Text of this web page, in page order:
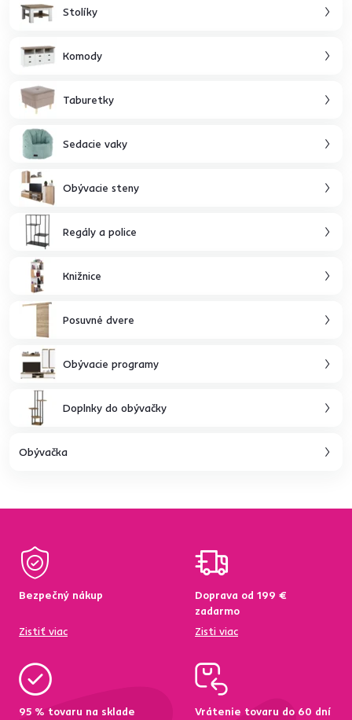
Stolíky
Komody
Taburetky
Sedacie vaky
Obývacie steny
Regály a police
Knižnice
Posuvné dvere
Obývacie programy
Doplnky do obývačky
Obývačka
Bezpečný nákup
Zistiť viac
Doprava od 199 €
zadarmo
Zisti viac
95 % tovaru na sklade
Vrátenie tovaru do 60 dní